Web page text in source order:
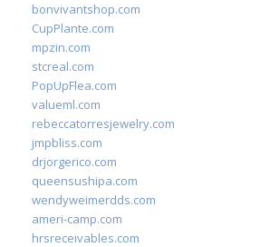
bonvivantshop.com
CupPlante.com
mpzin.com
stcreal.com
PopUpFlea.com
valueml.com
rebeccatorresjewelry.com
jmpbliss.com
drjorgerico.com
queensushipa.com
wendyweimerdds.com
ameri-camp.com
hrsreceivables.com